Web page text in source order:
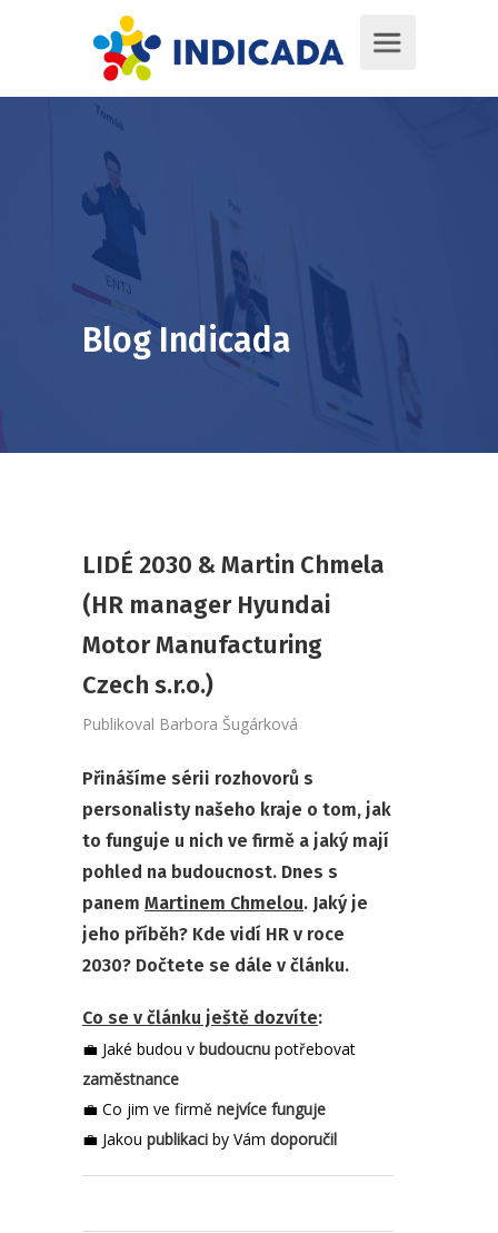
Blog Indicada
LIDÉ 2030 & Martin Chmela
(HR manager Hyundai
Motor Manufacturing
Czech s.r.o.)
Publikoval Barbora Šugárková
Přinášíme sérii rozhovorů s
personalisty našeho kraje o tom, jak
to funguje u nich ve firmě a jaký mají
pohled na budoucnost. Dnes s
panem Martinem Chmelou. Jaký je
jeho příběh? Kde vidí HR v roce
2030? Dočtete se dále v článku.
Co se v článku ještě dozvíte:
💼 Jaké budou v budoucnu potřebovat
zaměstnance
💼 Co jim ve firmě nejvíce funguje
💼 Jakou publikaci by Vám doporučil